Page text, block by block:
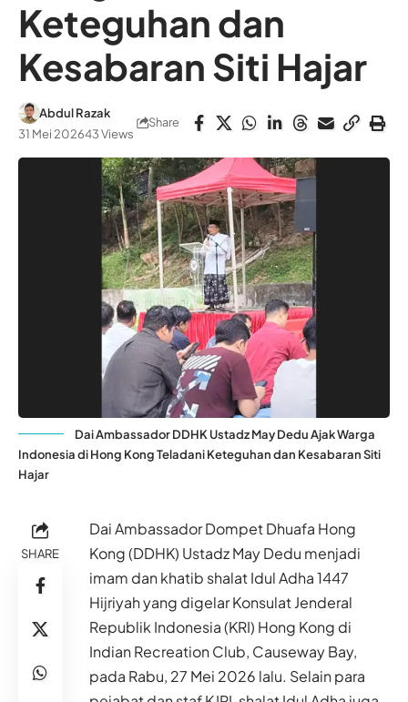
Keteguhan dan
Kesabaran Siti Hajar
Abdul Razak
31 Mei 202643 Views
Share
Dai Ambassador DDHK Ustadz May Dedu Ajak Warga
Indonesia di Hong Kong Teladani Keteguhan dan Kesabaran Siti
Hajar
SHARE
Dai Ambassador Dompet Dhuafa Hong
Kong (DDHK) Ustadz May Dedu menjadi
imam dan khatib shalat Idul Adha 1447
Hijriyah yang digelar Konsulat Jenderal
Republik Indonesia (KRI) Hong Kong di
Indian Recreation Club, Causeway Bay,
pada Rabu, 27 Mei 2026 lalu. Selain para